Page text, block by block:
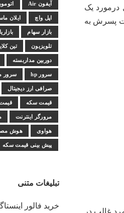
درمورد یک
پسرش به
غالب در
آیفون Air
اپل واچ ایلان
بازار سهام
تلویزیون تین
دوربین مداربسته
سرور hp سرور
صرافی ارز دیجیتال
قیمت سکه
مرورگر اینترنت
هواوی هوش
پیش بینی قیمت سکه
تبلیغات متنی
خرید فالور